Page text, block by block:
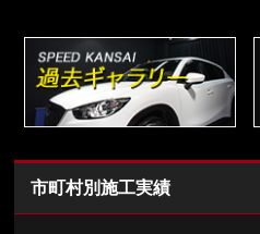
市町村別施工実績